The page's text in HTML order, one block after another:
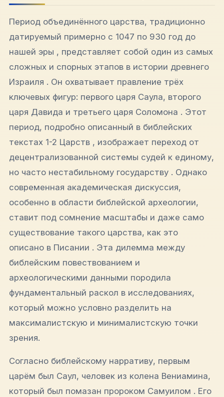
Период объединённого царства, традиционно
датируемый примерно с 1047 по 930 год до
нашей эры , представляет собой один из самых
сложных и спорных этапов в истории древнего
Израиля . Он охватывает правление трёх
ключевых фигур: первого царя Саула, второго
царя Давида и третьего царя Соломона . Этот
период, подробно описанный в библейских
текстах 1-2 Царств , изображает переход от
децентрализованной системы судей к единому,
но часто нестабильному государству . Однако
современная академическая дискуссия,
особенно в области библейской археологии,
ставит под сомнение масштабы и даже само
существование такого царства, как это
описано в Писании . Эта дилемма между
библейским повествованием и
археологическими данными породила
фундаментальный раскол в исследованиях,
который можно условно разделить на
максималистскую и минималистскую точки
зрения.
Согласно библейскому нарративу, первым
царём был Саул, человек из колена Вениамина,
который был помазан пророком Самуилом . Его